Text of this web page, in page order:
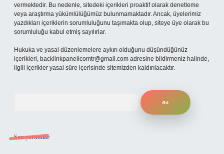
vermektedir. Bu nedenle, sitedeki içerikleri proaktif olarak denetleme
veya araştırma yükümlülüğümüz bulunmamaktadır. Ancak, üyelerimiz
yazdıkları içeriklerin sorumluluğunu taşımakta olup, siteye üye olarak bu
sorumluluğu kabul etmiş sayılırlar.
Hukuka ve yasal düzenlemelere aykırı olduğunu düşündüğünüz
içerikleri, backlinkpanelicomtr@gmail.com adresine bildirmeniz halinde,
ilgili içerikler yasal süre içerisinde sitemizden kaldırılacaktır.
Son yorumlar